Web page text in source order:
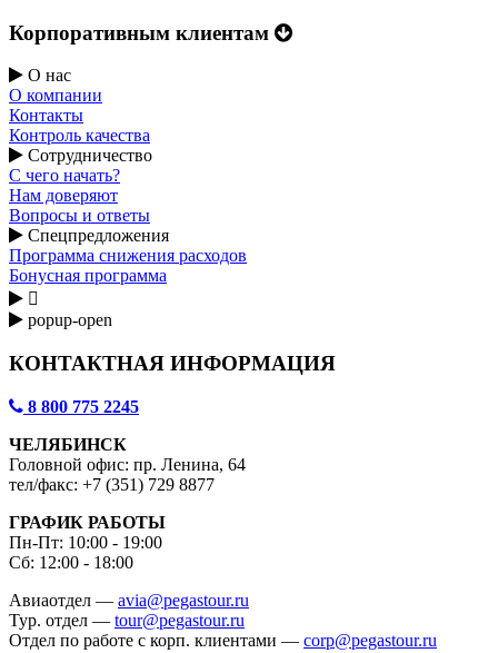
Корпоративным клиентам
О нас
О компании
Контакты
Контроль качества
Сотрудничество
С чего начать?
Нам доверяют
Вопросы и ответы
Спецпредложения
Программа снижения расходов
Бонусная программа

popup-open
КОНТАКТНАЯ ИНФОРМАЦИЯ
8 800 775 2245
ЧЕЛЯБИНСК
Головной офис: пр. Ленина, 64
тел/факс: +7 (351) 729 8877
ГРАФИК РАБОТЫ
Пн-Пт: 10:00 - 19:00
Сб: 12:00 - 18:00
Авиаотдел — avia@pegastour.ru
Тур. отдел — tour@pegastour.ru
Отдел по работе с корп. клиентами — corp@pegastour.ru